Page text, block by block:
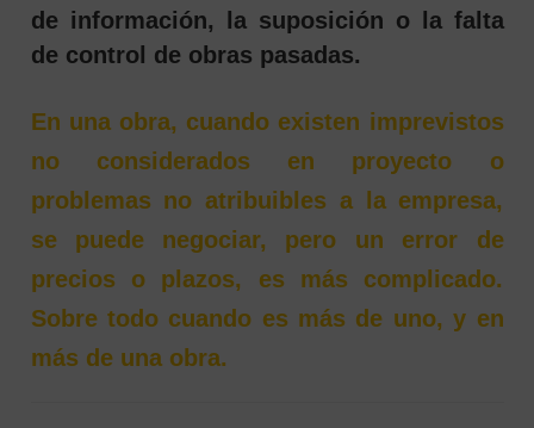
de información, la suposición o la falta
de control de obras pasadas.
En una obra, cuando existen imprevistos
no considerados en proyecto o
problemas no atribuibles a la empresa,
se puede negociar, pero un error de
precios o plazos, es más complicado.
Sobre todo cuando es más de uno, y en
más de una obra.